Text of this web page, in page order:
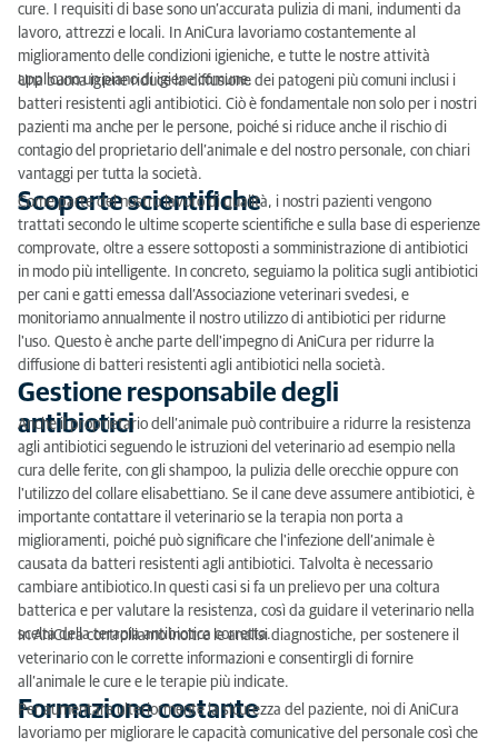
Gestione responsabile degli antibiotici
Formazione costante
cure. I requisiti di base sono un’accurata pulizia di mani, indumenti da
lavoro, attrezzi e locali. In AniCura lavoriamo costantemente al
miglioramento delle condizioni igieniche, e tutte le nostre attività
applicano un piano di igiene comune.
Una buona igiene riduce la diffusione dei patogeni più comuni inclusi i
batteri resistenti agli antibiotici. Ciò è fondamentale non solo per i nostri
pazienti ma anche per le persone, poiché si riduce anche il rischio di
contagio del proprietario dell’animale e del nostro personale, con chiari
vantaggi per tutta la società.
Scoperte scientifiche
Come parte del nostro lavoro di qualità, i nostri pazienti vengono
trattati secondo le ultime scoperte scientifiche e sulla base di esperienze
comprovate, oltre a essere sottoposti a somministrazione di antibiotici
in modo più intelligente. In concreto, seguiamo la politica sugli antibiotici
per cani e gatti emessa dall’Associazione veterinari svedesi, e
monitoriamo annualmente il nostro utilizzo di antibiotici per ridurne
l'uso. Questo è anche parte dell'impegno di AniCura per ridurre la
diffusione di batteri resistenti agli antibiotici nella società.
Gestione responsabile degli
antibiotici
Anche il proprietario dell’animale può contribuire a ridurre la resistenza
agli antibiotici seguendo le istruzioni del veterinario ad esempio nella
cura delle ferite, con gli shampoo, la pulizia delle orecchie oppure con
l'utilizzo del collare elisabettiano. Se il cane deve assumere antibiotici, è
importante contattare il veterinario se la terapia non porta a
miglioramenti, poiché può significare che l'infezione dell’animale è
causata da batteri resistenti agli antibiotici. Talvolta è necessario
cambiare antibiotico.In questi casi si fa un prelievo per una coltura
batterica e per valutare la resistenza, così da guidare il veterinario nella
scelta della terapia antibiotica corretta.
In AniCura controlliamo inoltre le analisi diagnostiche, per sostenere il
veterinario con le corrette informazioni e consentirgli di fornire
all’animale le cure e le terapie più indicate.
Formazione costante
Per aumentare ulteriormente la sicurezza del paziente, noi di AniCura
lavoriamo per migliorare le capacità comunicative del personale così che